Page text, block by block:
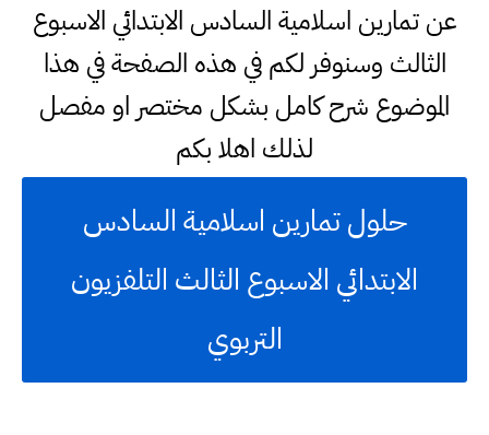
عن تمارين اسلامية السادس الابتدائي الاسبوع
الثالث وسنوفر لكم في هذه الصفحة في هذا
الموضوع شرح كامل بشكل مختصر او مفصل
لذلك اهلا بكم
حلول تمارين اسلامية السادس
الابتدائي الاسبوع الثالث التلفزيون
التربوي